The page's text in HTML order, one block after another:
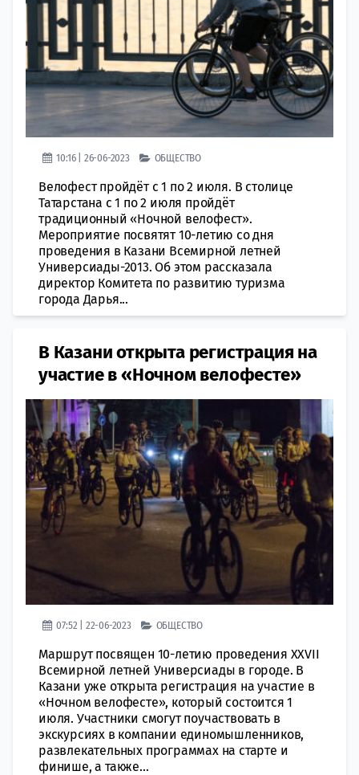
10:16 | 26-06-2023 ОБЩЕСТВО
Велофест пройдёт с 1 по 2 июля. В столице
Татарстана с 1 по 2 июля пройдёт
традиционный «Ночной велофест».
Мероприятие посвятят 10-летию со дня
проведения в Казани Всемирной летней
Универсиады-2013. Об этом рассказала
директор Комитета по развитию туризма
города Дарья...
В Казани открыта регистрация на
участие в «Ночном велофесте»
07:52 | 22-06-2023 ОБЩЕСТВО
Маршрут посвящен 10-летию проведения XXVII
Всемирной летней Универсиады в городе. В
Казани уже открыта регистрация на участие в
«Ночном велофесте», который состоится 1
июля. Участники смогут поучаствовать в
экскурсиях в компании единомышленников,
развлекательных программах на старте и
финише, а также...